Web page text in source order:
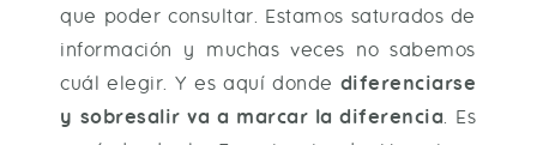
que poder consultar. Estamos saturados de
información y muchas veces no sabemos
cuál elegir. Y es aquí donde diferenciarse
y sobresalir va a marcar la diferencia. Es